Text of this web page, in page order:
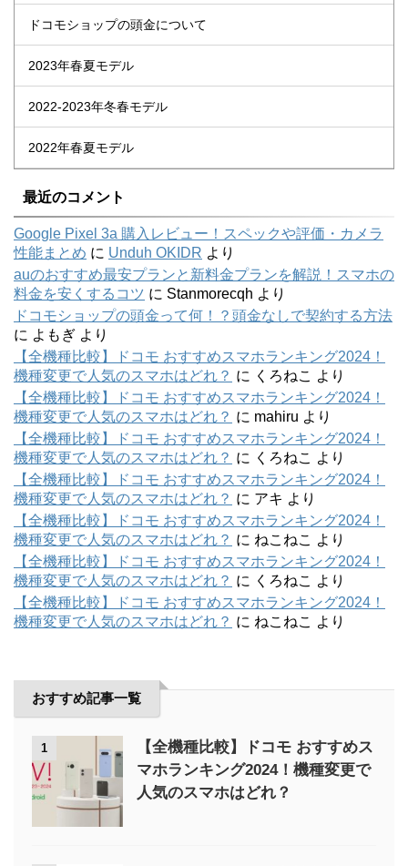
ドコモショップの頭金について
2023年春夏モデル
2022-2023年冬春モデル
2022年春夏モデル
最近のコメント
Google Pixel 3a 購入レビュー！スペックや評価・カメラ
性能まとめ に Unduh OKIDR より
auのおすすめ最安プランと新料金プランを解説！スマホの
料金を安くするコツ に Stanmorecqh より
ドコモショップの頭金って何！？頭金なしで契約する方法
に よもぎ より
【全機種比較】ドコモ おすすめスマホランキング2024！
機種変更で人気のスマホはどれ？ に くろねこ より
【全機種比較】ドコモ おすすめスマホランキング2024！
機種変更で人気のスマホはどれ？ に mahiru より
【全機種比較】ドコモ おすすめスマホランキング2024！
機種変更で人気のスマホはどれ？ に くろねこ より
【全機種比較】ドコモ おすすめスマホランキング2024！
機種変更で人気のスマホはどれ？ に アキ より
【全機種比較】ドコモ おすすめスマホランキング2024！
機種変更で人気のスマホはどれ？ に ねこねこ より
【全機種比較】ドコモ おすすめスマホランキング2024！
機種変更で人気のスマホはどれ？ に くろねこ より
【全機種比較】ドコモ おすすめスマホランキング2024！
機種変更で人気のスマホはどれ？ に ねこねこ より
おすすめ記事一覧
1
【全機種比較】ドコモ おすすめス
マホランキング2024！機種変更で
人気のスマホはどれ？